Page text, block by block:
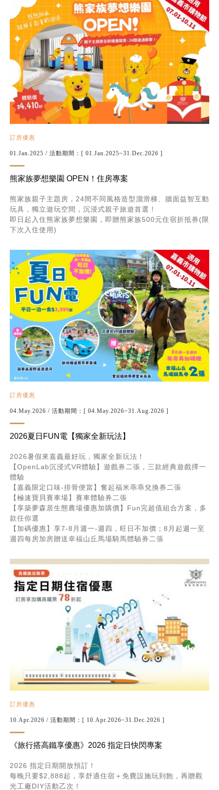
訂房優惠
01.Jan.2025 / 活動期間：[ 01.Jan.2025~31.Dec.2026 ]
熊家族夢想樂園 OPEN！住房專案
熊家族親子主題房，24間不同風格造型溜滑梯、牆面益智互動
玩具，獨立遊玩空間，沉浸式親子旅遊首選！
即日起入住熊家族夢想樂園，即贈熊家族500元住宿折抵券(限
下次入住使用)
訂房優惠
04.May.2026 / 活動期間：[ 04.May.2026~31.Aug.2026 ]
2026夏日FUN電【獨家全新玩法】
2026暑假來嘉義最好玩，獨家全新玩法！
【OpenLab沉浸式VR體驗】遊戲券二張，三款經典遊戲擇一
體驗
【嘉義限定口味-排骨便當】奮起福米乖乖兌換券二張
【極速寶貝賽車場】賽車體驗券二張
【享築夢森居生態農場優惠加購價】Fun完超值組合方案，多
款任你選
【加碼優惠】享7-8月週一-週四，旺日不加價；8月起週一至
週四每房加房贈送幸福山丘馬場騎馬體驗券二張
訂房優惠
10.Apr.2026 / 活動期間：[ 10.Apr.2026~31.Dec.2026 ]
《旅行搭高鐵享優惠》2026 指定日快閃專案
2026 指定日期開放預訂！
每晚只要$2,888起，享舒適住宿＋免費設施玩到飽，再贈觀
光工廠DIY活動乙次！